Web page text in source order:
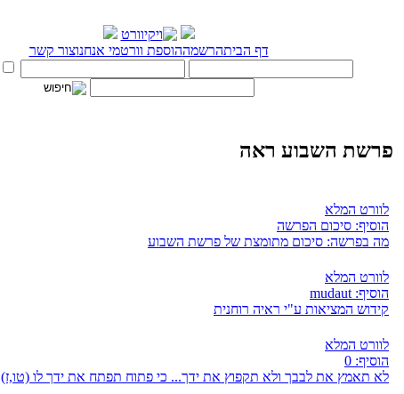
דף הביתהרשמההוספת וורטמי אנחנוצור קשר
פרשת השבוע ראה
לוורט המלא
הוסיף: סיכום הפרשה
מה בפרשה: סיכום מתומצת של פרשת השבוע
לוורט המלא
הוסיף: mudaut
קידוש המציאות ע"י ראיה רוחנית
לוורט המלא
הוסיף: 0
לא תאמץ את לבבך ולא תקפוץ את ידך... כי פתוח תפתח את ידך לו (טו,ז)